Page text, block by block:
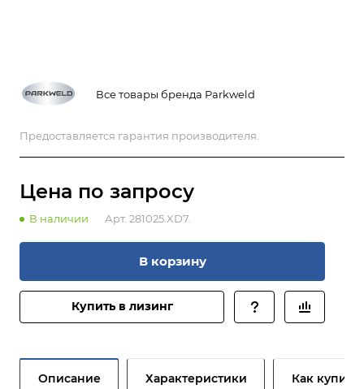
Все товары бренда Parkweld
Предоставляется гарантия производителя.
Цена по запросу
В наличии Арт. 281025.XD7.
В корзину
Купить в лизинг
Описание Характеристики Как купить